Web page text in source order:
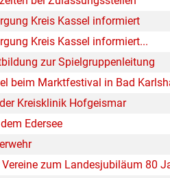
Kreis Kassel informiert
Kreis Kassel informiert...
zur Spielgruppenleitung
beim Marktfestival in Bad
Kreisklinik Hofgeismar
Edersee
zum Landesjubiläum 80